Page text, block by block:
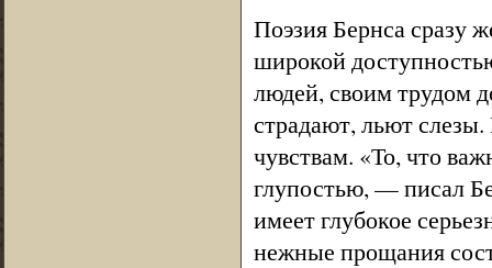
Поэзия Бернса сразу
широкой
людей, своим трудом
страдают, льют слезы.
чувствам. «То, что
глупостью, — писал
имеет глубокое
нежные прощания